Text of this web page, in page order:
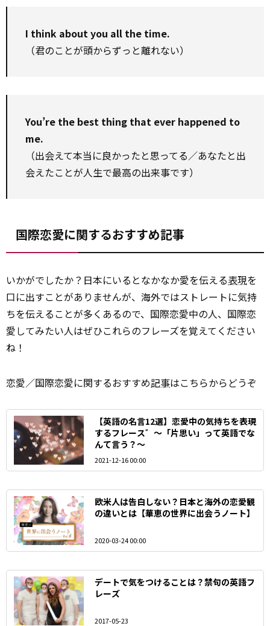
I think about you all the time.
（君のことが頭からずっと離れない）
You’re the best thing that ever happened to
me.
（出会えて本当に良かったと思ってる／あなたと出
会えたことが人生で最高の出来事です）
国際恋愛に関するおすすめ記事
いかがでしたか？日本にいるとなかなか愛を伝える表現を
口に出すことがありませんが、海外ではストレートに気持
ちを伝えることが多くあるので、国際恋愛中の人、国際恋
愛してみたい人はぜひこれらのフレーズを覚えてください
ね！
恋愛／国際恋愛に関するおすすめ記事はこちらからどうぞ
【英語の名言12選】恋愛中の気持ちを表現
するフレース゛～「片思い」って英語でな
んて言う？～
2021-12-16 00:00
欧米人は告白しない？日本と海外の恋愛観
の違いとは【華恵の世界に出会うノート】
2020-03-24 00:00
デートで気をつけることは？禁句の英語フ
レーズ
2017-05-23